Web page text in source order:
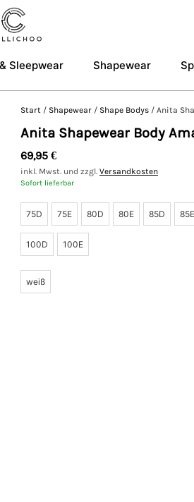
Sleepwear Shapewear
Start / Shapewear / Shape Bodys / Anita
Anita Shapewear Body
69,95 €
inkl. Mwst. und zzgl. Versandkosten
Sofort lieferbar
75D 75E 80D 80E 85D 85E
100D 100E
weiß